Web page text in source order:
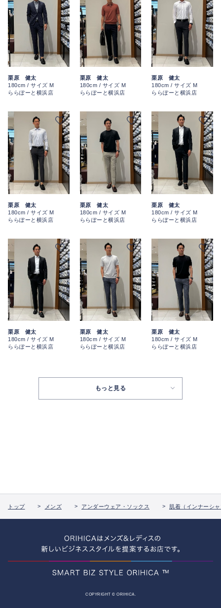
栗原 健太
180cm / サイズ M
ららぽーと横浜店
栗原 健太
180cm / サイズ M
ららぽーと横浜店
栗原 健太
180cm / サイズ M
ららぽーと横浜店
栗原 健太
180cm / サイズ M
ららぽーと横浜店
栗原 健太
180cm / サイズ M
ららぽーと横浜店
栗原 健太
180cm / サイズ M
ららぽーと横浜店
栗原 健太
180cm / サイズ M
ららぽーと横浜店
栗原 健太
180cm / サイズ M
ららぽーと横浜店
栗原 健太
180cm / サイズ M
ららぽーと横浜店
もっと見る
トップ メンズ アンダーウェア・ソックス 肌着（インナーシ
COPYRIGHT © ORIHICA.